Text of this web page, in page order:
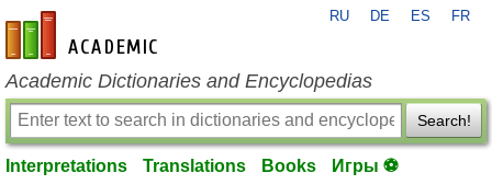
en-academic.com
RU DE ES FR
Academic Dictionaries and Encyclopedias
Search!
Interpretations Translations Books Игры ⚽